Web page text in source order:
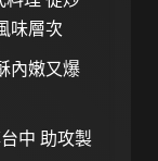
味層次
內嫩又爆
中 助攻製